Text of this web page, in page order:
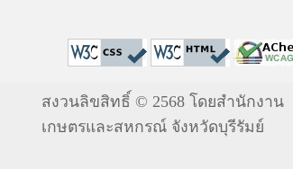
สงวนลิขสิทธิ์ © 2568 โดยสำนักงาน
เกษตรและสหกรณ์ จังหวัดบุรีรัมย์